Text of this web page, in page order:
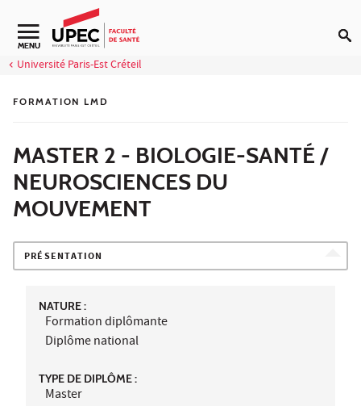
Aller au contenu
Navigation secondaire
MENU
Université Paris-Est Créteil
FORMATION LMD
MASTER 2 - BIOLOGIE-SANTÉ /
NEUROSCIENCES DU
MOUVEMENT
PRÉSENTATION
NATURE :
Formation diplômante
Diplôme national
TYPE DE DIPLÔME :
Master